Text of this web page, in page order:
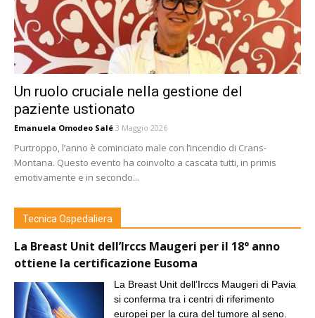
Un ruolo cruciale nella gestione del
paziente ustionato
Emanuela Omodeo Salé 3 Maggio 2026
Purtroppo, l’anno è cominciato male con l’incendio di Crans-
Montana. Questo evento ha coinvolto a cascata tutti, in primis
emotivamente e in secondo...
Tecnica Ospedaliera
La Breast Unit dell’Irccs Maugeri per il 18° anno
ottiene la certificazione Eusoma
La Breast Unit dell’Irccs Maugeri di Pavia
si conferma tra i centri di riferimento
europei per la cura del tumore al seno.